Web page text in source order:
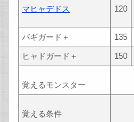
マヒャデドス
120
バギガード＋
135
ヒャドガード＋ 150
覚えるモンスター
覚える条件